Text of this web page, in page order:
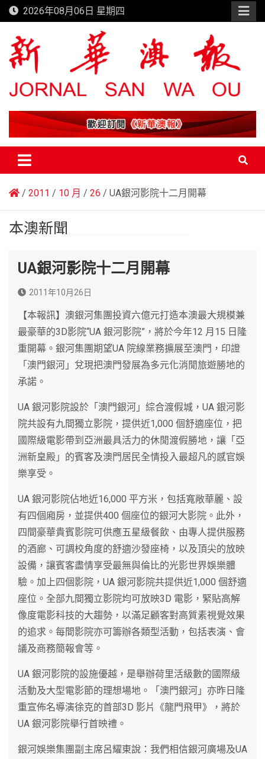
Skip
to
content
2026年08月06日 星期四
新華澳報
2011 10 月 26 UA銀河影院十二月開幕
本澳新聞
UA銀河影院十二月開幕
2011年10月26日
【本報訊】澳銀河集團投資六億元打造本澳最大規模兼
最豪華的3D影院“UA 銀河影院”，將於今年12 月15 日隆
重開幕。銀河集團期望UA 院線業務擴展至澳門，印證
「澳門銀河」兌現把澳門發展為多元化消閒旅遊勝地的
承諾。
UA 銀河影院設於「澳門銀河」綜合渡假城，UA 銀河影
院共設有九間獨立影院，提供近1,000 個舒適座位，把
國際級電影帶到亞洲最具活力的休閒渡假勝地，讓「亞
洲新皇殿」的賓客及澳門居民全情投入最超凡的感官娛
樂享受。
UA 銀河影院佔地近16,000 平方米，包括寬敞華麗、設
有四個廂房，並提供400 個座位的銀河大影院。此外，
四間豪華貴賓影院可供應五星級餐飲、由專人提供服務
的酒廊、可調校角度的舒適沙發座椅，以及頂尖的放映
設備，讓賓客盡情享受最無與倫比的光影世界娛樂體
驗。加上四個影院，UA 銀河影院共提供近1,000 個舒適
座位。全部九間獨立影院均可放映3D 電影，緊貼高解
像度電影科技的大趨勢，以滿足顧客對高質素視覺效果
的追求。每間影院亦可籌辦各類型活動，包括表演、會
議及商務簡報會等。
UA 銀河影院的設施優越，是舉辦荷里活級數的國際級
活動及大型電影節的理想場地。「澳門銀河」亦昨日隆
重宣佈名導演徐克的首部3D 影片《龍門飛甲》，將於
UA 銀河影院舉行首映禮。
銀河娛樂集團副主席呂耀東說：我們相信銀河廣場及UA